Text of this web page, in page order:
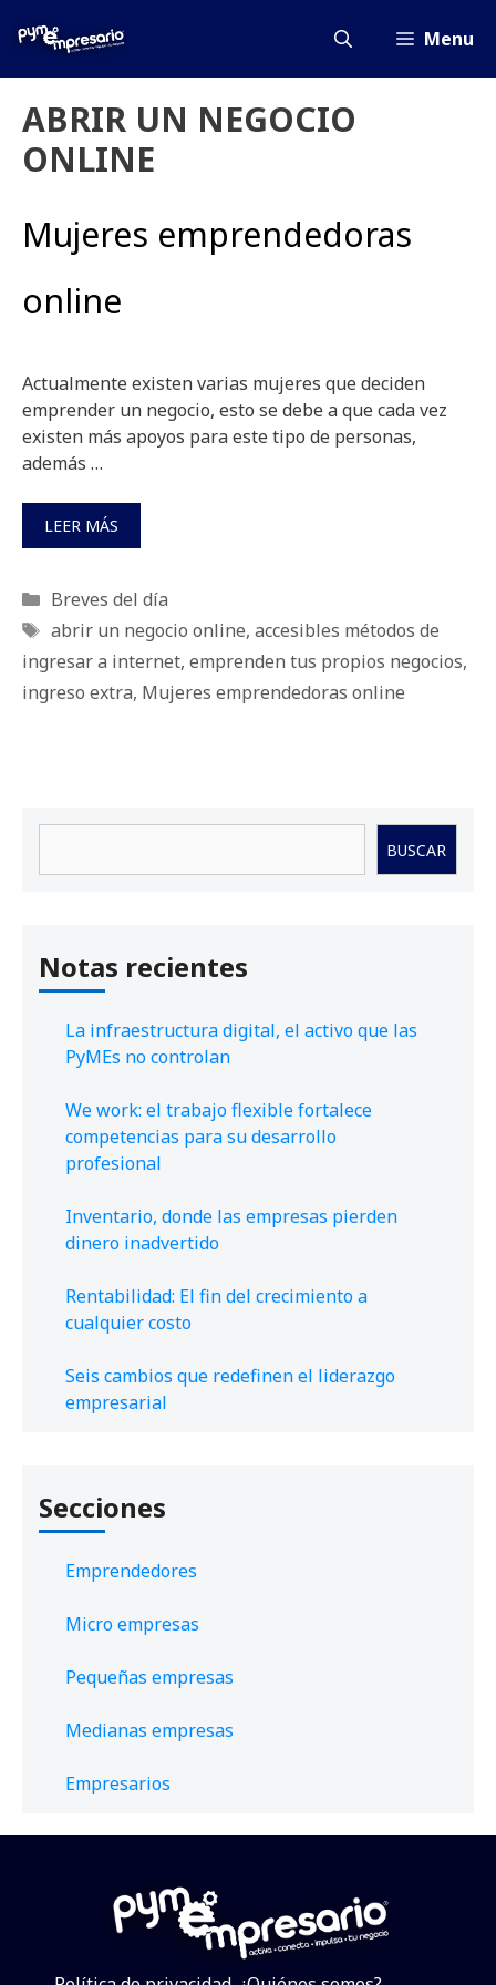
Menu
ABRIR UN NEGOCIO
ONLINE
Mujeres emprendedoras
online
Actualmente existen varias mujeres que deciden
emprender un negocio, esto se debe a que cada vez
existen más apoyos para este tipo de personas,
además …
LEER MÁS
Categorías
Breves del día
Etiquetas
abrir un negocio online, accesibles métodos de
ingresar a internet, emprenden tus propios negocios,
ingreso extra, Mujeres emprendedoras online
BUSCAR
Notas recientes
La infraestructura digital, el activo que las
PyMEs no controlan
We work: el trabajo flexible fortalece
competencias para su desarrollo
profesional
Inventario, donde las empresas pierden
dinero inadvertido
Rentabilidad: El fin del crecimiento a
cualquier costo
Seis cambios que redefinen el liderazgo
empresarial
Secciones
Emprendedores
Micro empresas
Pequeñas empresas
Medianas empresas
Empresarios